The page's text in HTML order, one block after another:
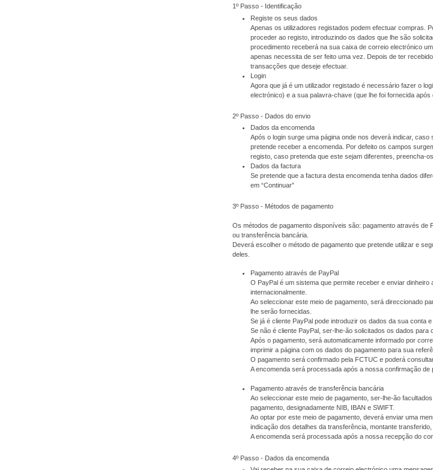
1º Passo - Identificação
Registe os seus dados
Apenas os utilizadores registados podem efectuar compras.
proceder ao registo, introduzindo os dados que lhe são
procedimento receberá na sua caixa de correio electrónico
apenas necessita de ser feito uma vez. Depois de ter
transacções que deseje efectuar.
Login
Agora que já é um utilizador registado é necessário fazer o
electrónico) e a sua palavra-chave (que lhe foi fornecida após
2º Passo - Dados do envio
Dados da encomenda
Após o login surge uma página onde nos deverá indicar,
pretende receber a encomenda. Por defeito os campos
registo, caso pretenda que este sejam diferentes, preencha-
Dados da factura
Se pretende que a factura desta encomenda tenha dados
em “Continuar”
3º Passo - Métodos de pagamento
Os métodos de pagamento disponíveis são: pagamento através de
ou transferência bancária.
Deverá escolher o método de pagamento que pretende utilizar e
deles.
Pagamento através de PayPal
O PayPal é um sistema que permite receber e enviar
internacionalmente.
Ao seleccionar este meio de pagamento, será direccionado
lhe serão fornecidas.
Se já é cliente PayPal pode introduzir os dados da sua conta
Se não é cliente PayPal, ser-lhe-ão solicitados os dados para
Após o pagamento, será automaticamente informado por
imprimir a página com os dados do pagamento para sua
O pagamento será confirmado pela FCTUC e poderá
A encomenda será processada após a nossa confirmação de
Pagamento através de transferência bancária
Ao seleccionar este meio de pagamento, ser-lhe-ão
pagamento, designadamente NIB, IBAN e SWIFT.
Ao optar por este meio de pagamento, deverá enviar uma
indicação dos detalhes da transferência, montante
A encomenda será processada após a nossa recepção do
4º Passo - Dados da encomenda